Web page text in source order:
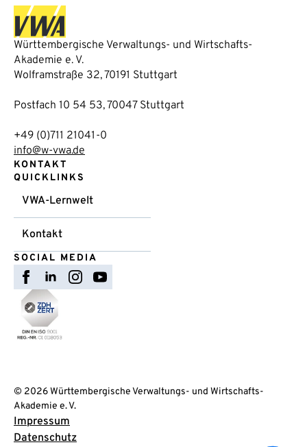
Württembergische Verwaltungs- und Wirtschafts-
Akademie e. V.
Wolframstraße 32, 70191 Stuttgart
Postfach 10 54 53, 70047 Stuttgart
+49 (0)711 21041-0
info@w-vwa.de
KONTAKT
QUICKLINKS
VWA-Lernwelt
Kontakt
SOCIAL MEDIA
© 2026 Württembergische Verwaltungs- und Wirtschafts-
Akademie e. V.
Impressum
Datenschutz